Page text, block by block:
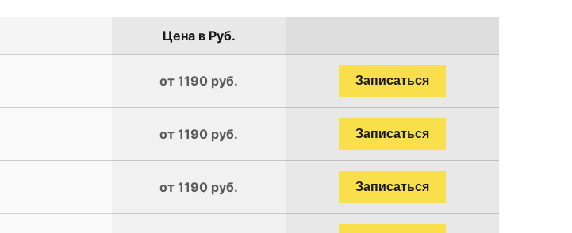
Цена в Руб.
от 1190 руб. Записаться
от 1190 руб. Записаться
от 1190 руб. Записаться